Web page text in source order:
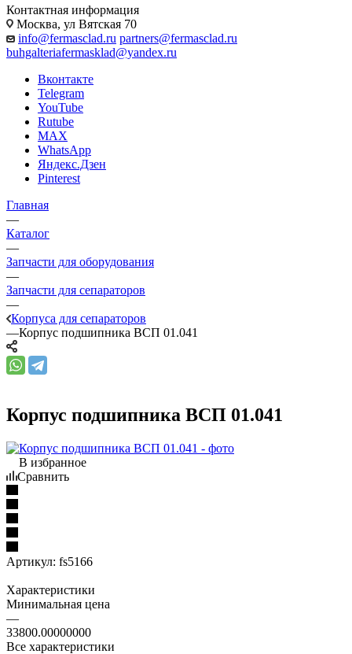
Контактная информация
Москва, ул Вятская 70
info@fermasclad.ru partners@fermasclad.ru
buhgalteriafermasklad@yandex.ru
Вконтакте
Telegram
YouTube
Rutube
MAX
WhatsApp
Яндекс.Дзен
Pinterest
Главная
—
Каталог
—
Запчасти для оборудования
—
Запчасти для сепараторов
—
Корпуса для сепараторов
—Корпус подшипника ВСП 01.041
Корпус подшипника ВСП 01.041
В избранное
Сравнить
Артикул: fs5166
Характеристики
Минимальная цена
—
33800.00000000
Все характеристики